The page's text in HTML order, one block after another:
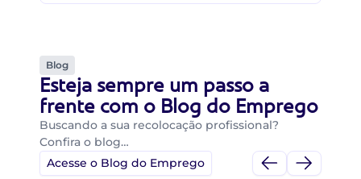
Blog
Esteja sempre um passo a
frente com o Blog do Emprego
Buscando a sua recolocação profissional?
Confira o blog…
Acesse o Blog do Emprego